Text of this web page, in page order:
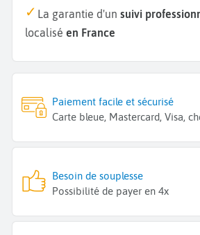
La garantie d'un suivi
localisé en France
Paiement facile et sécurisé
Carte bleue, Mastercard, Visa,
Besoin de souplesse
Possibilité de payer en 4x